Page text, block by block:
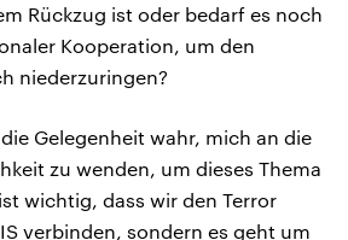
Rückzug ist oder bedarf es noch
Kooperation, um den
niederzuringen?
Gelegenheit wahr, mich an die
zu wenden, um dieses Thema
wichtig, dass wir den Terror
verbinden, sondern es geht um